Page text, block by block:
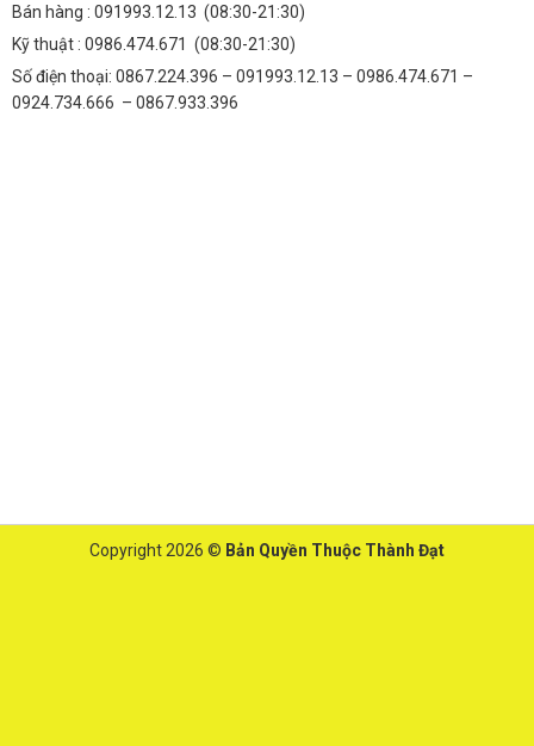
Bán hàng : 091993.12.13 (08:30-21:30)
Kỹ thuật : 0986.474.671 (08:30-21:30)
Số điện thoại: 0867.224.396 – 091993.12.13 – 0986.474.671 –
0924.734.666 – 0867.933.396
Copyright 2026 © Bản Quyền Thuộc Thành Đạt